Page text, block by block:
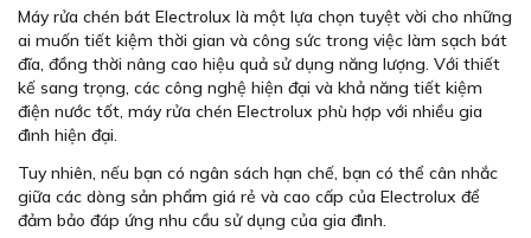
Máy rửa chén bát Electrolux là một lựa chọn tuyệt vời cho những
ai muốn tiết kiệm thời gian và công sức trong việc làm sạch bát
đĩa, đồng thời nâng cao hiệu quả sử dụng năng lượng. Với thiết
kế sang trọng, các công nghệ hiện đại và khả năng tiết kiệm
điện nước tốt, máy rửa chén Electrolux phù hợp với nhiều gia
đình hiện đại.
Tuy nhiên, nếu bạn có ngân sách hạn chế, bạn có thể cân nhắc
giữa các dòng sản phẩm giá rẻ và cao cấp của Electrolux để
đảm bảo đáp ứng nhu cầu sử dụng của gia đình.